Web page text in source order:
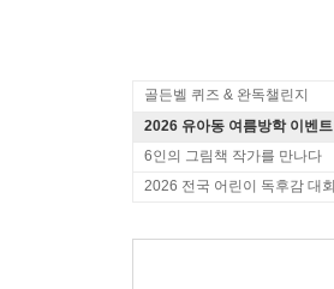
골든벨 퀴즈 & 완독챌린지
2026 유아동 여름방학 이벤트
6인의 그림책 작가를 만나다
2026 전국 어린이 독후감 대회